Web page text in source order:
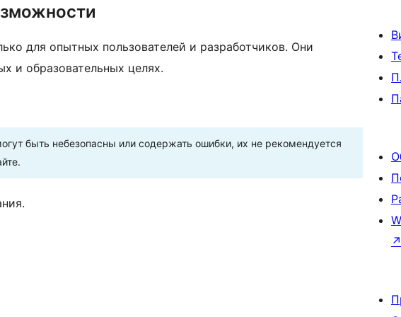
для опытных пользователей и разработчиков. Они
и образовательных целях.
быть небезопасны или содержать ошибки, их не рекомендуется
↗